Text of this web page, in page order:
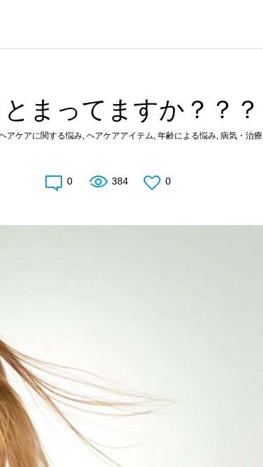
まってますか？？？
アケアに関する悩み, ヘアケアアイテム, 年齢による悩み, 病気・治
0 384 0